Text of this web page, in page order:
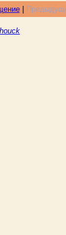
|